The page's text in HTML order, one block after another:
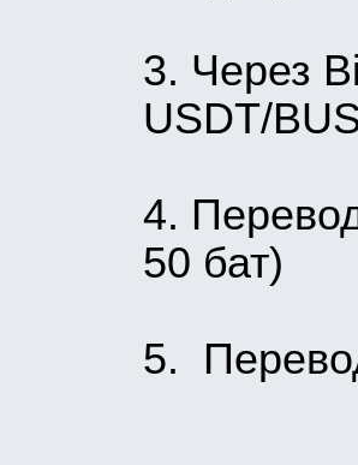
3. Через
USDT/
4.
50 бат)
5.